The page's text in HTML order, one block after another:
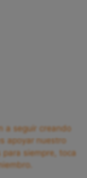
a seguir creando
apoyar nuestro
siempre, toca